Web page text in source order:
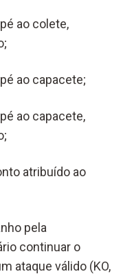
ao colete,
ao capacete;
ao capacete,
atribuído ao
pela
continuar o
ataque válido (KO,